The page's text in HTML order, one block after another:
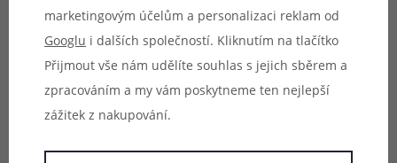
příjemného
marketingovým účelům a personalizaci reklam od
Googlu i dalších společností. Kliknutím na tlačítko
Přijmout vše nám udělíte souhlas s jejich sběrem a
zpracováním a my vám poskytneme ten nejlepší
zážitek z nakupování.